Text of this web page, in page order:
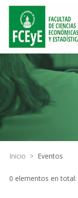
Inicio > Eventos
0 elementos en total: